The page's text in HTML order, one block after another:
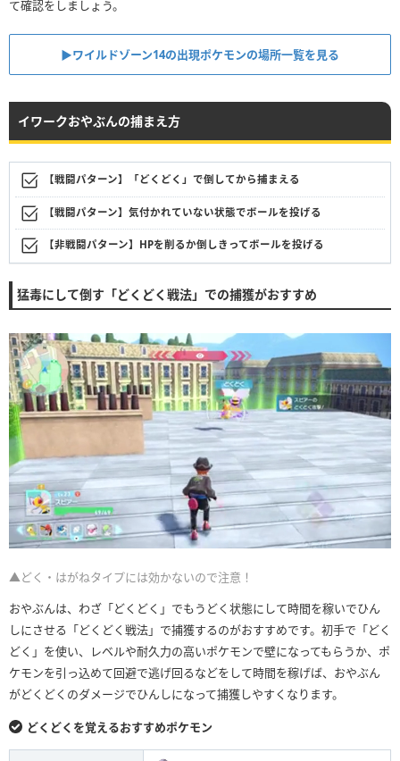
て確認をしましょう。
▶︎ワイルドゾーン14の出現ポケモンの場所一覧を見る
イワークおやぶんの捕まえ方
【戦闘パターン】「どくどく」で倒してから捕まえる
【戦闘パターン】気付かれていない状態でボールを投げる
【非戦闘パターン】HPを削るか倒しきってボールを投げる
猛毒にして倒す「どくどく戦法」での捕獲がおすすめ
▲どく・はがねタイプには効かないので注意！
おやぶんは、わざ「どくどく」でもうどく状態にして時間を稼いでひん
しにさせる「どくどく戦法」で捕獲するのがおすすめです。初手で「どく
どく」を使い、レベルや耐久力の高いポケモンで壁になってもらうか、ポ
ケモンを引っ込めて回避で逃げ回るなどをして時間を稼げば、おやぶん
がどくどくのダメージでひんしになって捕獲しやすくなります。
どくどくを覚えるおすすめポケモン